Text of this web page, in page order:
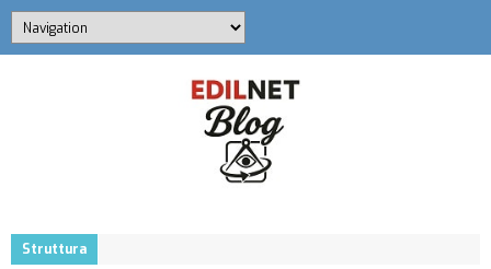
Struttura